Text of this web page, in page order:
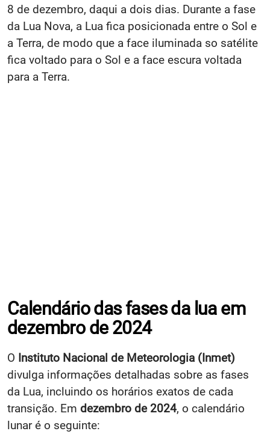
8 de dezembro, daqui a dois dias. Durante a fase
da Lua Nova, a Lua fica posicionada entre o Sol e
a Terra, de modo que a face iluminada so satélite
fica voltado para o Sol e a face escura voltada
para a Terra.
Calendário das fases da lua em
dezembro de 2024
O Instituto Nacional de Meteorologia (Inmet)
divulga informações detalhadas sobre as fases
da Lua, incluindo os horários exatos de cada
transição. Em dezembro de 2024, o calendário
lunar é o seguinte: